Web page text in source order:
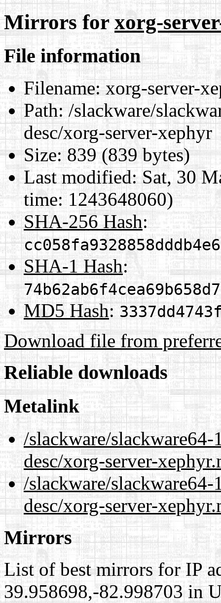
Mirrors forxorg-
File information
Filename:xorg-server-
Path:/slackware/
desc/xorg-server-xephyr
Size:839 (839 bytes)
Last modified:Sat, 30
time: 1243648060)
SHA-256 Hash:
SHA-1 Hash:
MD5 Hash:
Download file from
Reliable downloads
Metalink
/slackware/
desc/xorg-server-
/slackware/
desc/xorg-server-
Mirrors
List of best mirrors for IP
39.958698,-82.998703 in